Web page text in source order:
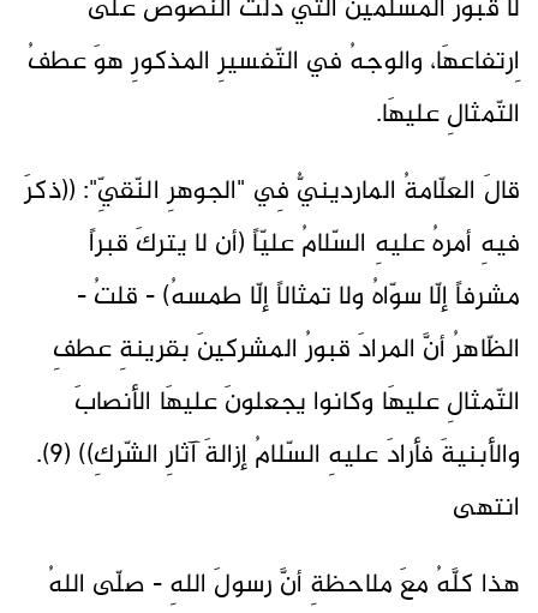
لا قبورَ المسلمينَ التي دلّت النّصوصُ على
اِرتفاعهَا، والوجهُ في التّفسيرِ المذكورِ هوَ عطفُ
التّمثالِ عليهَا.
قالَ العلّامةُ الماردينيُّ فِي "الجوهرِ النّقيِّ": ((ذكرَ
فيهِ أمرهُ عليهِ السّلامُ عليّاً (أن لا يتركَ قبراً
مشرفاً إلّا سوّاهُ ولا تمثالاً إلّا طمسهُ) - قلتُ -
الظّاهرُ أنَّ المرادَ قبورُ المشركينَ بقرينةِ عطفِ
التّمثالِ عليهَا وكانوا يجعلونَ عليهَا الأنصابَ
والأبنيةَ فأرادَ عليهِ السّلامُ إزالةَ آثارِ الشّركِ)) (9).
انتهى
هذا كلَّهُ معَ ملاحظةِ أنَّ رسولَ اللهِ - صلّى اللهُ